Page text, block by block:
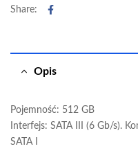
Share: Facebook
Opis
Pojemność: 512 GB
Interfejs: SATA III (6 Gb/s).
SATA I